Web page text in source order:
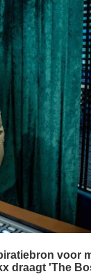
voor
draagt 'The